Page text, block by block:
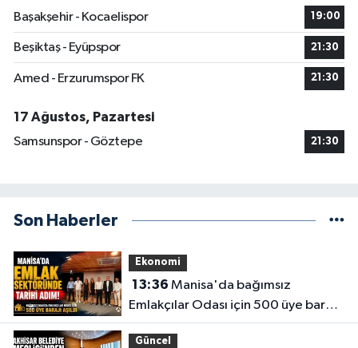
Başakşehir - Kocaelispor
19:00
Beşiktaş - Eyüpspor 21:30
Amed - Erzurumspor FK 21:30
17 Ağustos, Pazartesi
Samsunspor - Göztepe
21:30
Son Haberler
Ekonomi
13:36
Emlakçılar Odası için 500 üye barajı
aşıldı
Güncel